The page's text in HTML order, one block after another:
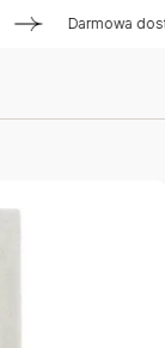
Darmowa dostawa